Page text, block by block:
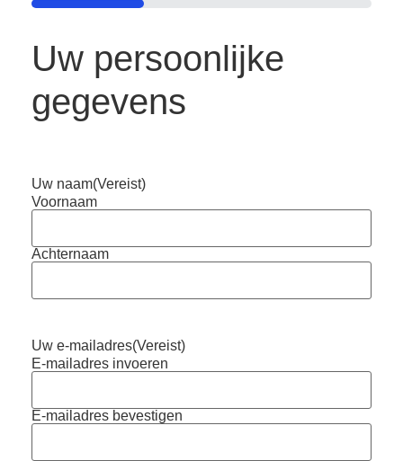
33%
Uw persoonlijke
gegevens
Uw naam(Vereist)
Voornaam
Achternaam
Uw e-mailadres(Vereist)
E-mailadres invoeren
E-mailadres bevestigen